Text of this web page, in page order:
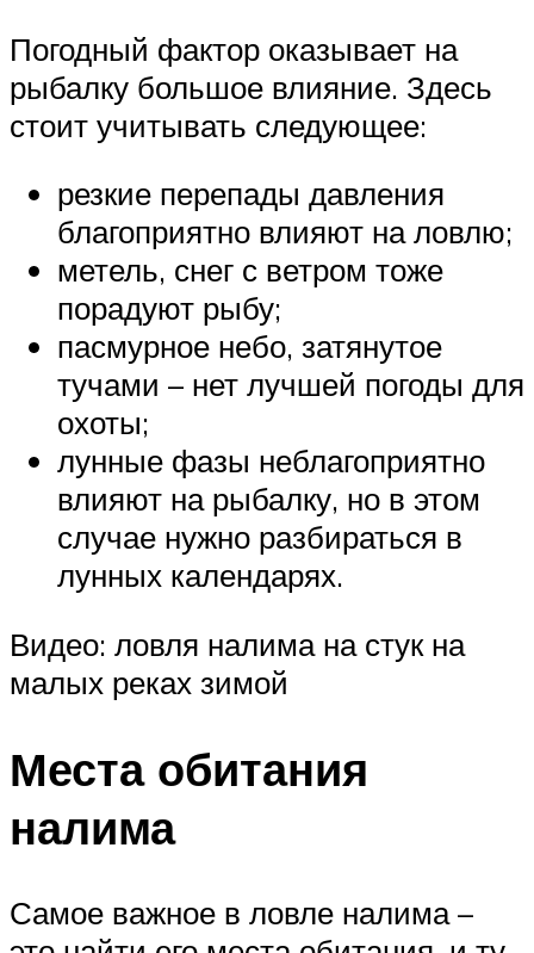
Погодный фактор оказывает на
рыбалку большое влияние. Здесь
стоит учитывать следующее:
резкие перепады давления
благоприятно влияют на ловлю;
метель, снег с ветром тоже
порадуют рыбу;
пасмурное небо, затянутое
тучами – нет лучшей погоды для
охоты;
лунные фазы неблагоприятно
влияют на рыбалку, но в этом
случае нужно разбираться в
лунных календарях.
Видео: ловля налима на стук на
малых реках зимой
Места обитания
налима
Самое важное в ловле налима –